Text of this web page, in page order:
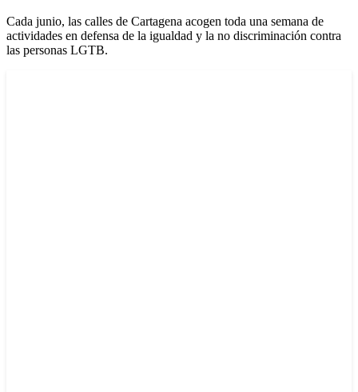
Cada junio, las calles de Cartagena acogen toda una semana de
actividades en defensa de la igualdad y la no discriminación contra
las personas LGTB.